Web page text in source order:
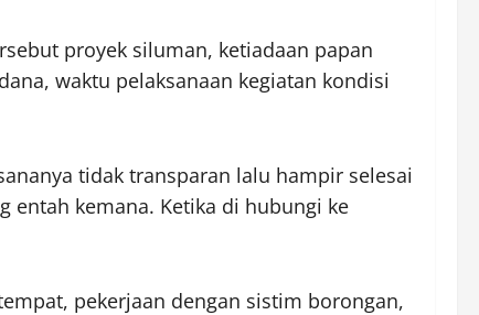
proyek siluman, ketiadaan papan
waktu pelaksanaan kegiatan kondisi
tidak transparan lalu hampir selesai
entah kemana. Ketika di hubungi ke
pekerjaan dengan sistim borongan,